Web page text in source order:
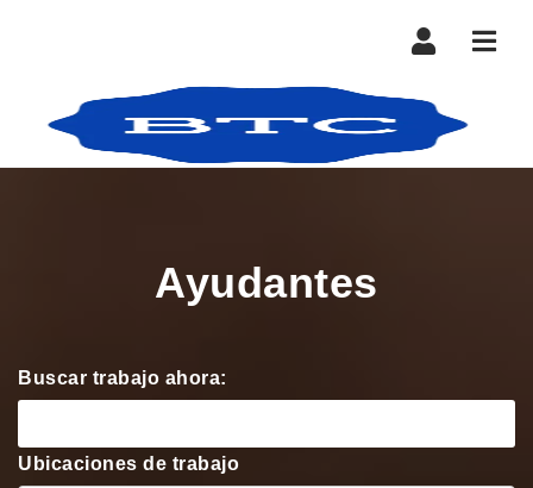
Ayudantes
Buscar trabajo ahora:
Ubicaciones de trabajo